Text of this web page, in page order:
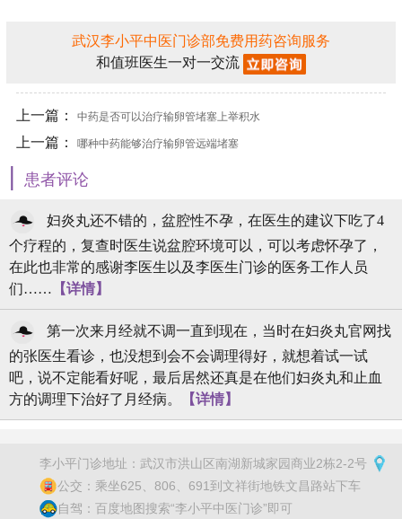
武汉李小平中医门诊部免费用药咨询服务
和值班医生一对一交流
上一篇： 中药是否可以治疗输卵管堵塞上举积水
上一篇： 哪种中药能够治疗输卵管远端堵塞
| 患者评论
妇炎丸还不错的，盆腔性不孕，在医生的建议下吃了4
个疗程的，复查时医生说盆腔环境可以，可以考虑怀孕了，
在此也非常的感谢李医生以及李医生门诊的医务工作人员
们…… 【详情】
第一次来月经就不调一直到现在，当时在妇炎丸官网找
的张医生看诊，也没想到会不会调理得好，就想着试一试
吧，说不定能看好呢，最后居然还真是在他们妇炎丸和止血
方的调理下治好了月经病。
【详情】
李小平门诊地址：武汉市洪山区南湖新城家园商业2栋2-2号
公交：乘坐625、806、691到文祥街地铁文昌路站下车
自驾：百度地图搜索“李小平中医门诊”即可